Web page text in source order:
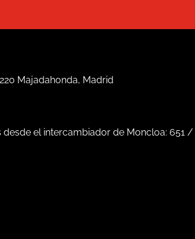
Majadahonda, Madrid
desde el intercambiador de Moncloa: 651 /